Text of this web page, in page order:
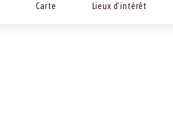
Carte Lieux d’intérêt